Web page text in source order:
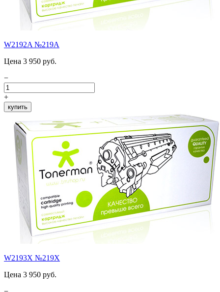
W2192A №219A
Цена 3 950 руб.
−
+
купить
W2193X №219X
Цена 3 950 руб.